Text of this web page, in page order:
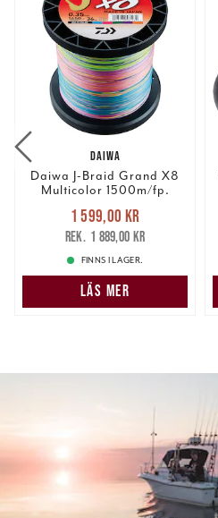
DAIWA
Daiwa J-Braid Grand X8
Multicolor 1500m/fp.
Nuvarande pris
1 599,00 krTidigare pris
1 889,00 kr
1 599,00 kr
1 889,00 kr
FINNS I LAGER.
LÄS MER